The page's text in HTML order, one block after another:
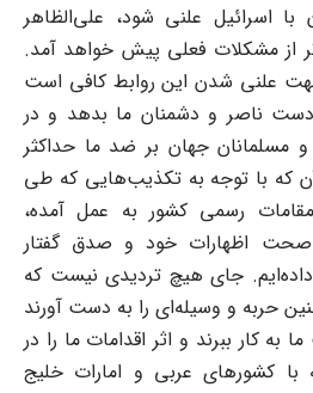
با اسرائیل علنی شود، علی‌الظاهر
از مشکلات فعلی پیش خواهد آمد.
علنی شدن این روابط کافی است
دست ناصر و دشمنان ما بدهد و در
مسلمانان جهان بر ضد ما حداکثر
آن که با توجه به تکذیب‌هایی که طی
رسمی کشور به عمل آمده،
اظهارات خود و صدق گفتار
جای هیچ تردیدی نیست که
حربه و وسیله‌ای را به دست آورند
کار ببرند و اثر اقدامات ما را در
کشورهای عربی و امارات خلیج